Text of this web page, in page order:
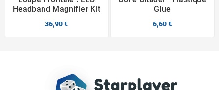
Headband Magnifier Kit
36,90 €
Glue
6,60 €